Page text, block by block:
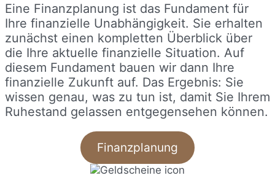
Eine Finanzplanung ist das Fundament für
Ihre finanzielle Unabhängigkeit. Sie erhalten
zunächst einen kompletten Überblick über
die Ihre aktuelle finanzielle Situation. Auf
diesem Fundament bauen wir dann Ihre
finanzielle Zukunft auf. Das Ergebnis: Sie
wissen genau, was zu tun ist, damit Sie Ihrem
Ruhestand gelassen entgegensehen können.
Finanzplanung